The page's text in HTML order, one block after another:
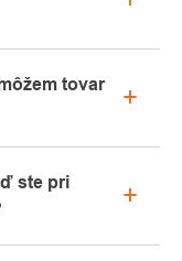
e-mailom
tovar
vhodného
priamo v
ste pri